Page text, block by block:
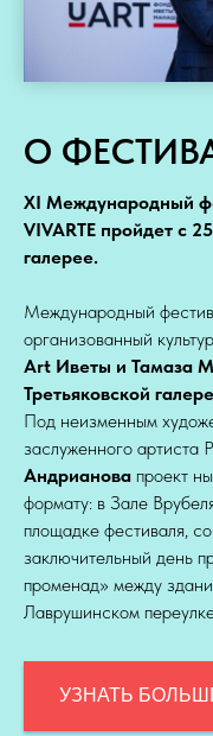
О
XI Международный
VIVARTE пройдет с
галерее.
Международный
организованный
Art Иветы и Тамаза
Третьяковской
Под неизменным
заслуженного артиста
Андрианова проект
формату: в Зале
площадке фестиваля,
заключительный день
променад» между
Лаврушинском
УЗНАТЬ